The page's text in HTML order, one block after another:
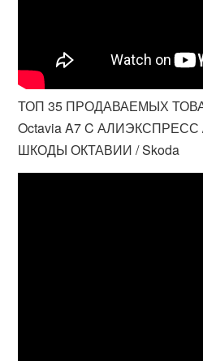
ТОП 35 ПРОДАВАЕМЫХ
Octavia A7 C
ШКОДЫ ОКТАВИИ / Skoda